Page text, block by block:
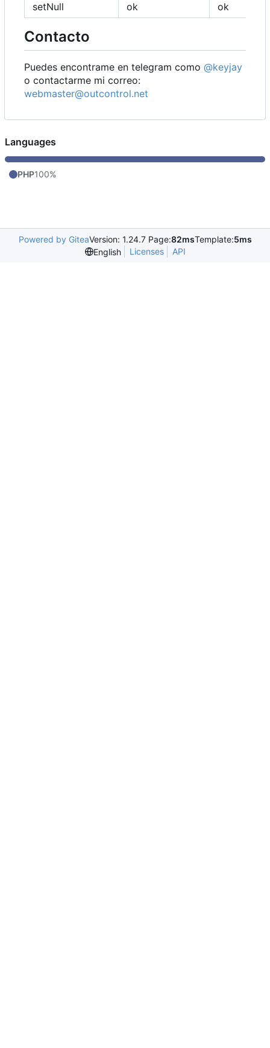
setNull
ok ok
Contacto
Puedes encontrame en telegram como @keyjay
o contactarme mi correo:
webmaster@outcontrol.net
Languages
PHP100%
Powered by GiteaVersion: 1.24.7 Page:82msTemplate:5ms
English
Licenses API